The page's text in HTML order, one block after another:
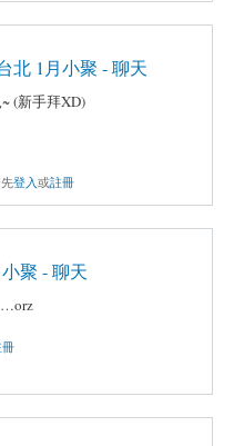
北 1月小聚 - 聊天
(新手拜XD)
登入或註冊
聚 - 聊天